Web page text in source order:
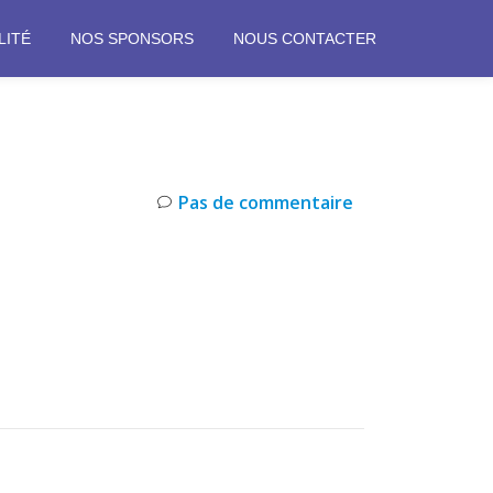
NOS SPONSORS NOUS CONTACTER
Pas de commentaire